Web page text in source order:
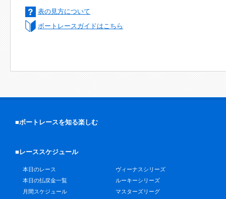
表の見方について
ボートレースガイドはこちら
■ボートレースを知る楽しむ
■レーススケジュール
本日のレース
本日の払戻金一覧
月間スケジュール
ヴィーナスシリーズ
ルーキーシリーズ
マスターズリーグ